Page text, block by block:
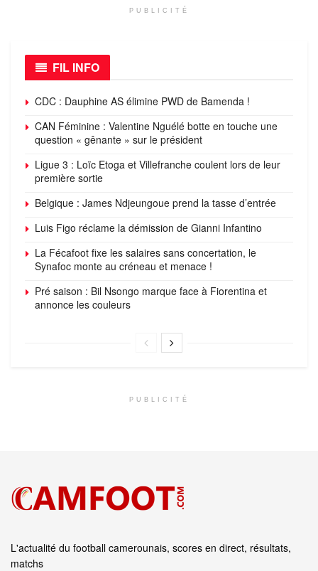
PUBLICITÉ
FIL INFO
CDC : Dauphine AS élimine PWD de Bamenda !
CAN Féminine : Valentine Nguélé botte en touche une
question « gênante » sur le président
Ligue 3 : Loïc Etoga et Villefranche coulent lors de leur
première sortie
Belgique : James Ndjeungoue prend la tasse d’entrée
Luis Figo réclame la démission de Gianni Infantino
La Fécafoot fixe les salaires sans concertation, le
Synafoc monte au créneau et menace !
Pré saison : Bil Nsongo marque face à Fiorentina et
annonce les couleurs
PUBLICITÉ
L'actualité du football camerounais, scores en direct, résultats,
matchs